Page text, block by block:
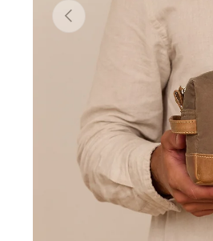
Vorherige